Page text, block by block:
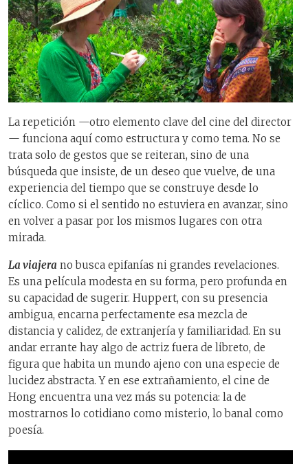
La repetición —otro elemento clave del cine del director
— funciona aquí como estructura y como tema. No se
trata solo de gestos que se reiteran, sino de una
búsqueda que insiste, de un deseo que vuelve, de una
experiencia del tiempo que se construye desde lo
cíclico. Como si el sentido no estuviera en avanzar, sino
en volver a pasar por los mismos lugares con otra
mirada.
La viajera no busca epifanías ni grandes revelaciones.
Es una película modesta en su forma, pero profunda en
su capacidad de sugerir. Huppert, con su presencia
ambigua, encarna perfectamente esa mezcla de
distancia y calidez, de extranjería y familiaridad. En su
andar errante hay algo de actriz fuera de libreto, de
figura que habita un mundo ajeno con una especie de
lucidez abstracta. Y en ese extrañamiento, el cine de
Hong encuentra una vez más su potencia: la de
mostrarnos lo cotidiano como misterio, lo banal como
poesía.